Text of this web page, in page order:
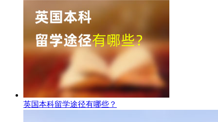
英国本科留学途径有哪些？